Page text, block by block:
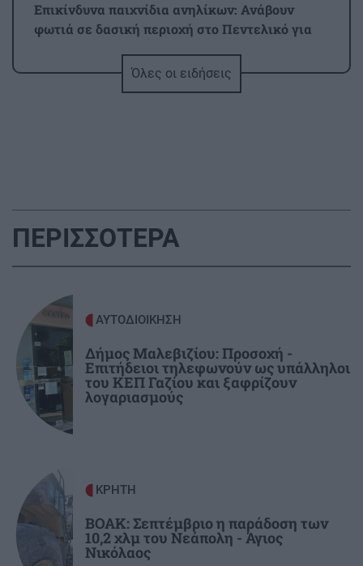
Επικίνδυνα παιχνίδια ανηλίκων: Ανάβουν
φωτιά σε δασική περιοχή στο Πεντελικό για
Τρόμος στα 30.000 πόδια: Επιβάτης
προσπάθησε να ανοίξει την έξοδο κινδύνου!
Ηράκλειο: Από φαρμακείο σε φαρμακείο για
τα σκευάσματα οι ασθενείς
10:00
GOSSIP - LIFESTYLE
Κοκκίνου: Η φωτογραφία με ολόσωμο μαγιό
σε πισίνα
Τα πράγματα που μπορείς να κάνεις με τον
σύντροφό σου πριν το σεξ
ΟΙΚΟΝΟΜΙΑ
Όλες οι ειδήσεις
ΠΕΡΙΣΣΟΤΕΡΑ
ΑΥΤΟΔΙΟΙΚΗΣΗ
Δήμος Μαλεβιζίου: Προσοχή -
Επιτήδειοι τηλεφωνούν ως υπάλληλοι
του ΚΕΠ Γαζίου και ξαφρίζουν
λογαριασμούς
ΚΡΗΤΗ
ΒΟΑΚ: Σεπτέμβριο η παράδοση των
10,2 χλμ του Νεάπολη - Άγιος
Νικόλαος